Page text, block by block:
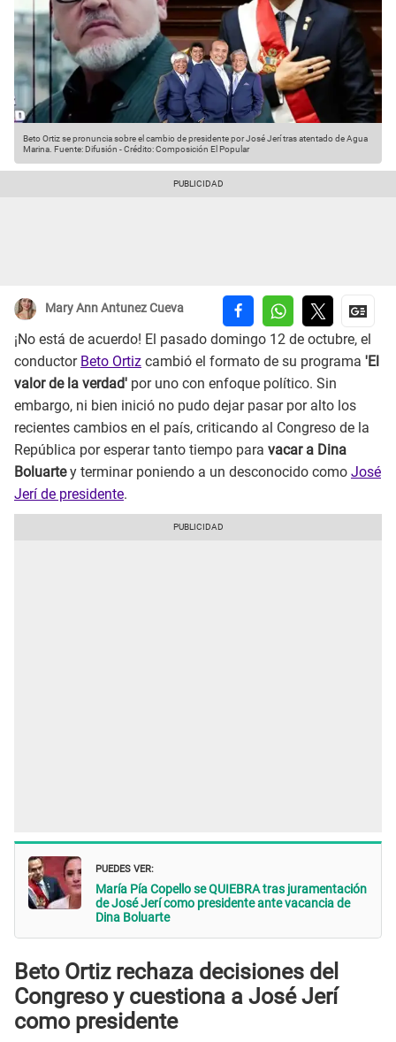
Beto Ortiz se pronuncia sobre el cambio de presidente por José Jerí tras atentado de Agua
Marina. Fuente: Difusión -Crédito: Composición El Popular
Mary Ann Antunez Cueva
¡No está de acuerdo! El pasado domingo 12 de octubre, el
conductor Beto Ortiz cambió el formato de su programa 'El
valor de la verdad' por uno con enfoque político. Sin
embargo, ni bien inició no pudo dejar pasar por alto los
recientes cambios en el país, criticando al Congreso de la
República por esperar tanto tiempo para vacar a Dina
Boluartey terminar poniendo a un desconocido como José
Jerí de presidente.
PUEDES VER:
María Pía Copello se QUIEBRA tras juramentación
de José Jerí como presidente ante vacancia de
Dina Boluarte
Beto Ortiz rechaza decisiones del
Congreso y cuestiona a José Jerí
como presidente